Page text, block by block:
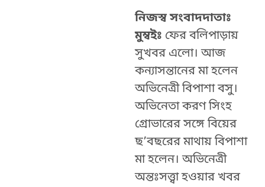
নিজস্ব সংবাদদাতাঃ
মুম্বইঃ ফের বলিপাড়ায়
সুখবর এলো। আজ
কন্যাসন্তানের মা হলেন
অভিনেত্রী বিপাশা বসু।
অভিনেতা করণ সিংহ
গ্রোভারের সঙ্গে বিয়ের
ছ’বছরের মাথায় বিপাশা
মা হলেন। অভিনেত্রী
অন্তঃসত্ত্বা হওয়ার খবর